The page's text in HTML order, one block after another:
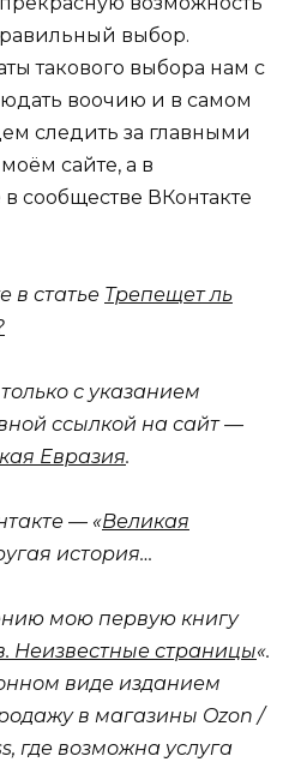
выбор.
такового выбора нам с
воочию и в самом
следить за главными
сайте, а в
сообществе ВКонтакте
в статье Трепещет ль
с указанием
ссылкой на сайт —
Евразия.
— «Великая
история…
мою первую книгу
Неизвестные страницы«.
виде изданием
в магазины Ozon /
где возможна услуга